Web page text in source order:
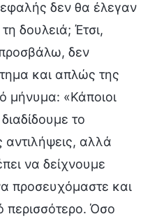
δεν θα έλεγαν
δουλειά; Έτσι,
δεν
και απλώς της
μήνυμα: «Κάποιοι
το
αλλά
να δείχνουμε
προσευχόμαστε και
περισσότερο. Όσο